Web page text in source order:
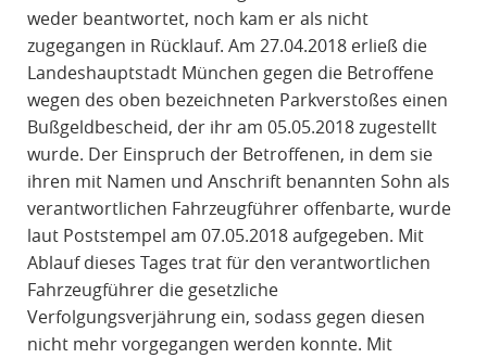
weder beantwortet, noch kam er als nicht
zugegangen in Rücklauf. Am 27.04.2018 erließ die
Landeshauptstadt München gegen die Betroffene
wegen des oben bezeichneten Parkverstoßes einen
Bußgeldbescheid, der ihr am 05.05.2018 zugestellt
wurde. Der Einspruch der Betroffenen, in dem sie
ihren mit Namen und Anschrift benannten Sohn als
verantwortlichen Fahrzeugführer offenbarte, wurde
laut Poststempel am 07.05.2018 aufgegeben. Mit
Ablauf dieses Tages trat für den verantwortlichen
Fahrzeugführer die gesetzliche
Verfolgungsverjährung ein, sodass gegen diesen
nicht mehr vorgegangen werden konnte. Mit